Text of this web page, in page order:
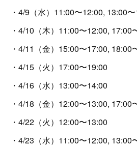
・4/9（水）11:00〜12:00, 13:00
・4/10（木）11:00〜12:00, 17:00
・4/11（金）15:00〜17:00, 18:00
・4/15（火）17:00〜19:00
・4/16（水）13:00〜14:00
・4/18（金）12:00〜13:00, 17:00
・4/22（火）12:00〜13:00
・4/23（水）11:00〜12:00, 13:00